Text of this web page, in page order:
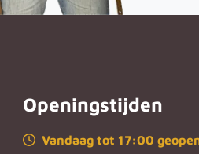
Openingstijden
Vandaag tot 17:00